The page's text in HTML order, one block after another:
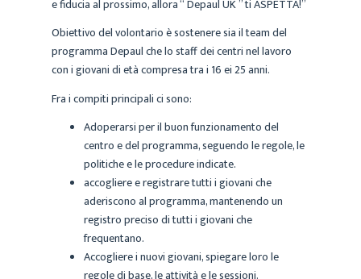
e fiducia al prossimo, allora “ Depaul UK ” ti ASPETTA!”
Obiettivo del volontario è sostenere sia il team del
programma Depaul che lo staff dei centri nel lavoro
con i giovani di età compresa tra i 16 ei 25 anni.
Fra i compiti principali ci sono:
Adoperarsi per il buon funzionamento del
centro e del programma, seguendo le regole, le
politiche e le procedure indicate.
accogliere e registrare tutti i giovani che
aderiscono al programma, mantenendo un
registro preciso di tutti i giovani che
frequentano.
Accogliere i nuovi giovani, spiegare loro le